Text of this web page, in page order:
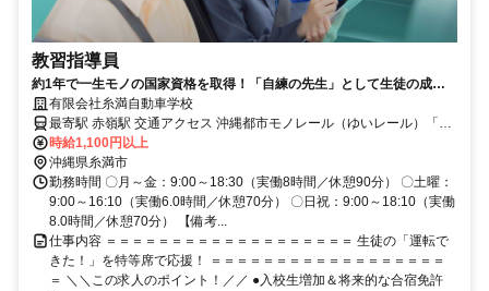
教習指導員
約1年で一生モノの国家資格を取得！「自練の先生」として生徒の成長
と合宿免許を支える仕事
有限会社糸満自動車学校
最寄駅 赤嶺駅 交通アクセス 沖縄都市モノレール（ゆいレール）「赤
嶺駅」より車で約15分 「糸満バスターミナル」バス停より徒歩約1分
「糸満市役所入口」バス停より徒歩約1分
時給1,100円以上
沖縄県糸満市
勤務時間 〇月～金：9:00～18:30（実働8時間／休憩90分） 〇土曜：
9:00～16:10（実働6.0時間／休憩70分） 〇日祝：9:00～18:10（実働
8.0時間／休憩70分） 【備考...
仕事内容 ＝＝＝＝＝＝＝＝＝＝＝＝＝＝＝＝＝＝＝ 生徒の「運転で
きた！」を特等席で応援！ ＝＝＝＝＝＝＝＝＝＝＝＝＝＝＝＝＝＝
＝ ＼＼この求人のポイント！／／ ●入校生増加＆将来的な合宿免許